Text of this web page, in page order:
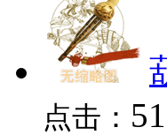
点击：